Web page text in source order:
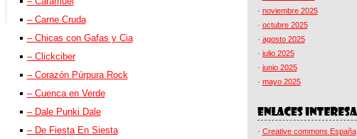
– Carne Cruda
– Chicas con Gafas y Cia
– Clickciber
– Corazón Púrpura Rock
– Cuenca en Verde
– Dale Punki Dale
– De Fiesta En Siesta
· noviembre 2025
· octubre 2025
· agosto 2025
· julio 2025
· junio 2025
· mayo 2025
· Creative commons España